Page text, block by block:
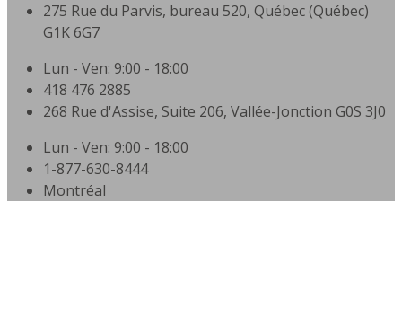
275 Rue du Parvis, bureau 520, Québec (Québec)
G1K 6G7
Lun - Ven: 9:00 - 18:00
418 476 2885
268 Rue d'Assise, Suite 206, Vallée-Jonction G0S 3J0
Lun - Ven: 9:00 - 18:00
1-877-630-8444
Montréal